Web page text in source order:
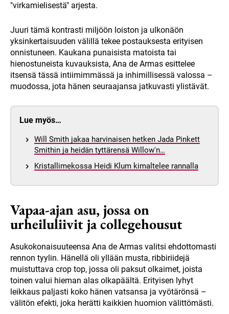
"virkamielisestä" arjesta.
Juuri tämä kontrasti miljöön loiston ja ulkonäön
yksinkertaisuuden välillä tekee postauksesta erityisen
onnistuneen. Kaukana punaisista matoista tai
hienostuneista kuvauksista, Ana de Armas esittelee
itsensä tässä intiimimmässä ja inhimillisessä valossa –
muodossa, jota hänen seuraajansa jatkuvasti ylistävät.
Lue myös…
Will Smith jakaa harvinaisen hetken Jada Pinkett
Smithin ja heidän tyttärensä Willow'n…
Kristallimekossa Heidi Klum kimaltelee rannalla
Vapaa-ajan asu, jossa on
urheiluliivit ja collegehousut
Asukokonaisuuteensa Ana de Armas valitsi ehdottomasti
rennon tyylin. Hänellä oli yllään musta, ribbiriidejä
muistuttava crop top, jossa oli paksut olkaimet, joista
toinen valui hieman alas olkapäältä. Erityisen lyhyt
leikkaus paljasti koko hänen vatsansa ja vyötärönsä –
välitön efekti, joka herätti kaikkien huomion välittömästi.